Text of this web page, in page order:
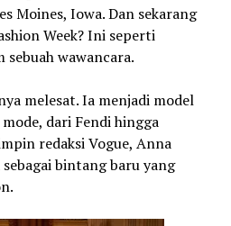
Moines, Iowa. Dan sekarang
Week? Ini seperti
sebuah wawancara.
melesat. Ia menjadi model
dari Fendi hingga
redaksi Vogue, Anna
bintang baru yang